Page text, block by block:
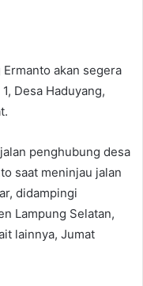
akan segera
Desa Haduyang,
penghubung desa
saat meninjau jalan
didampingi
Lampung Selatan,
lainnya, Jumat